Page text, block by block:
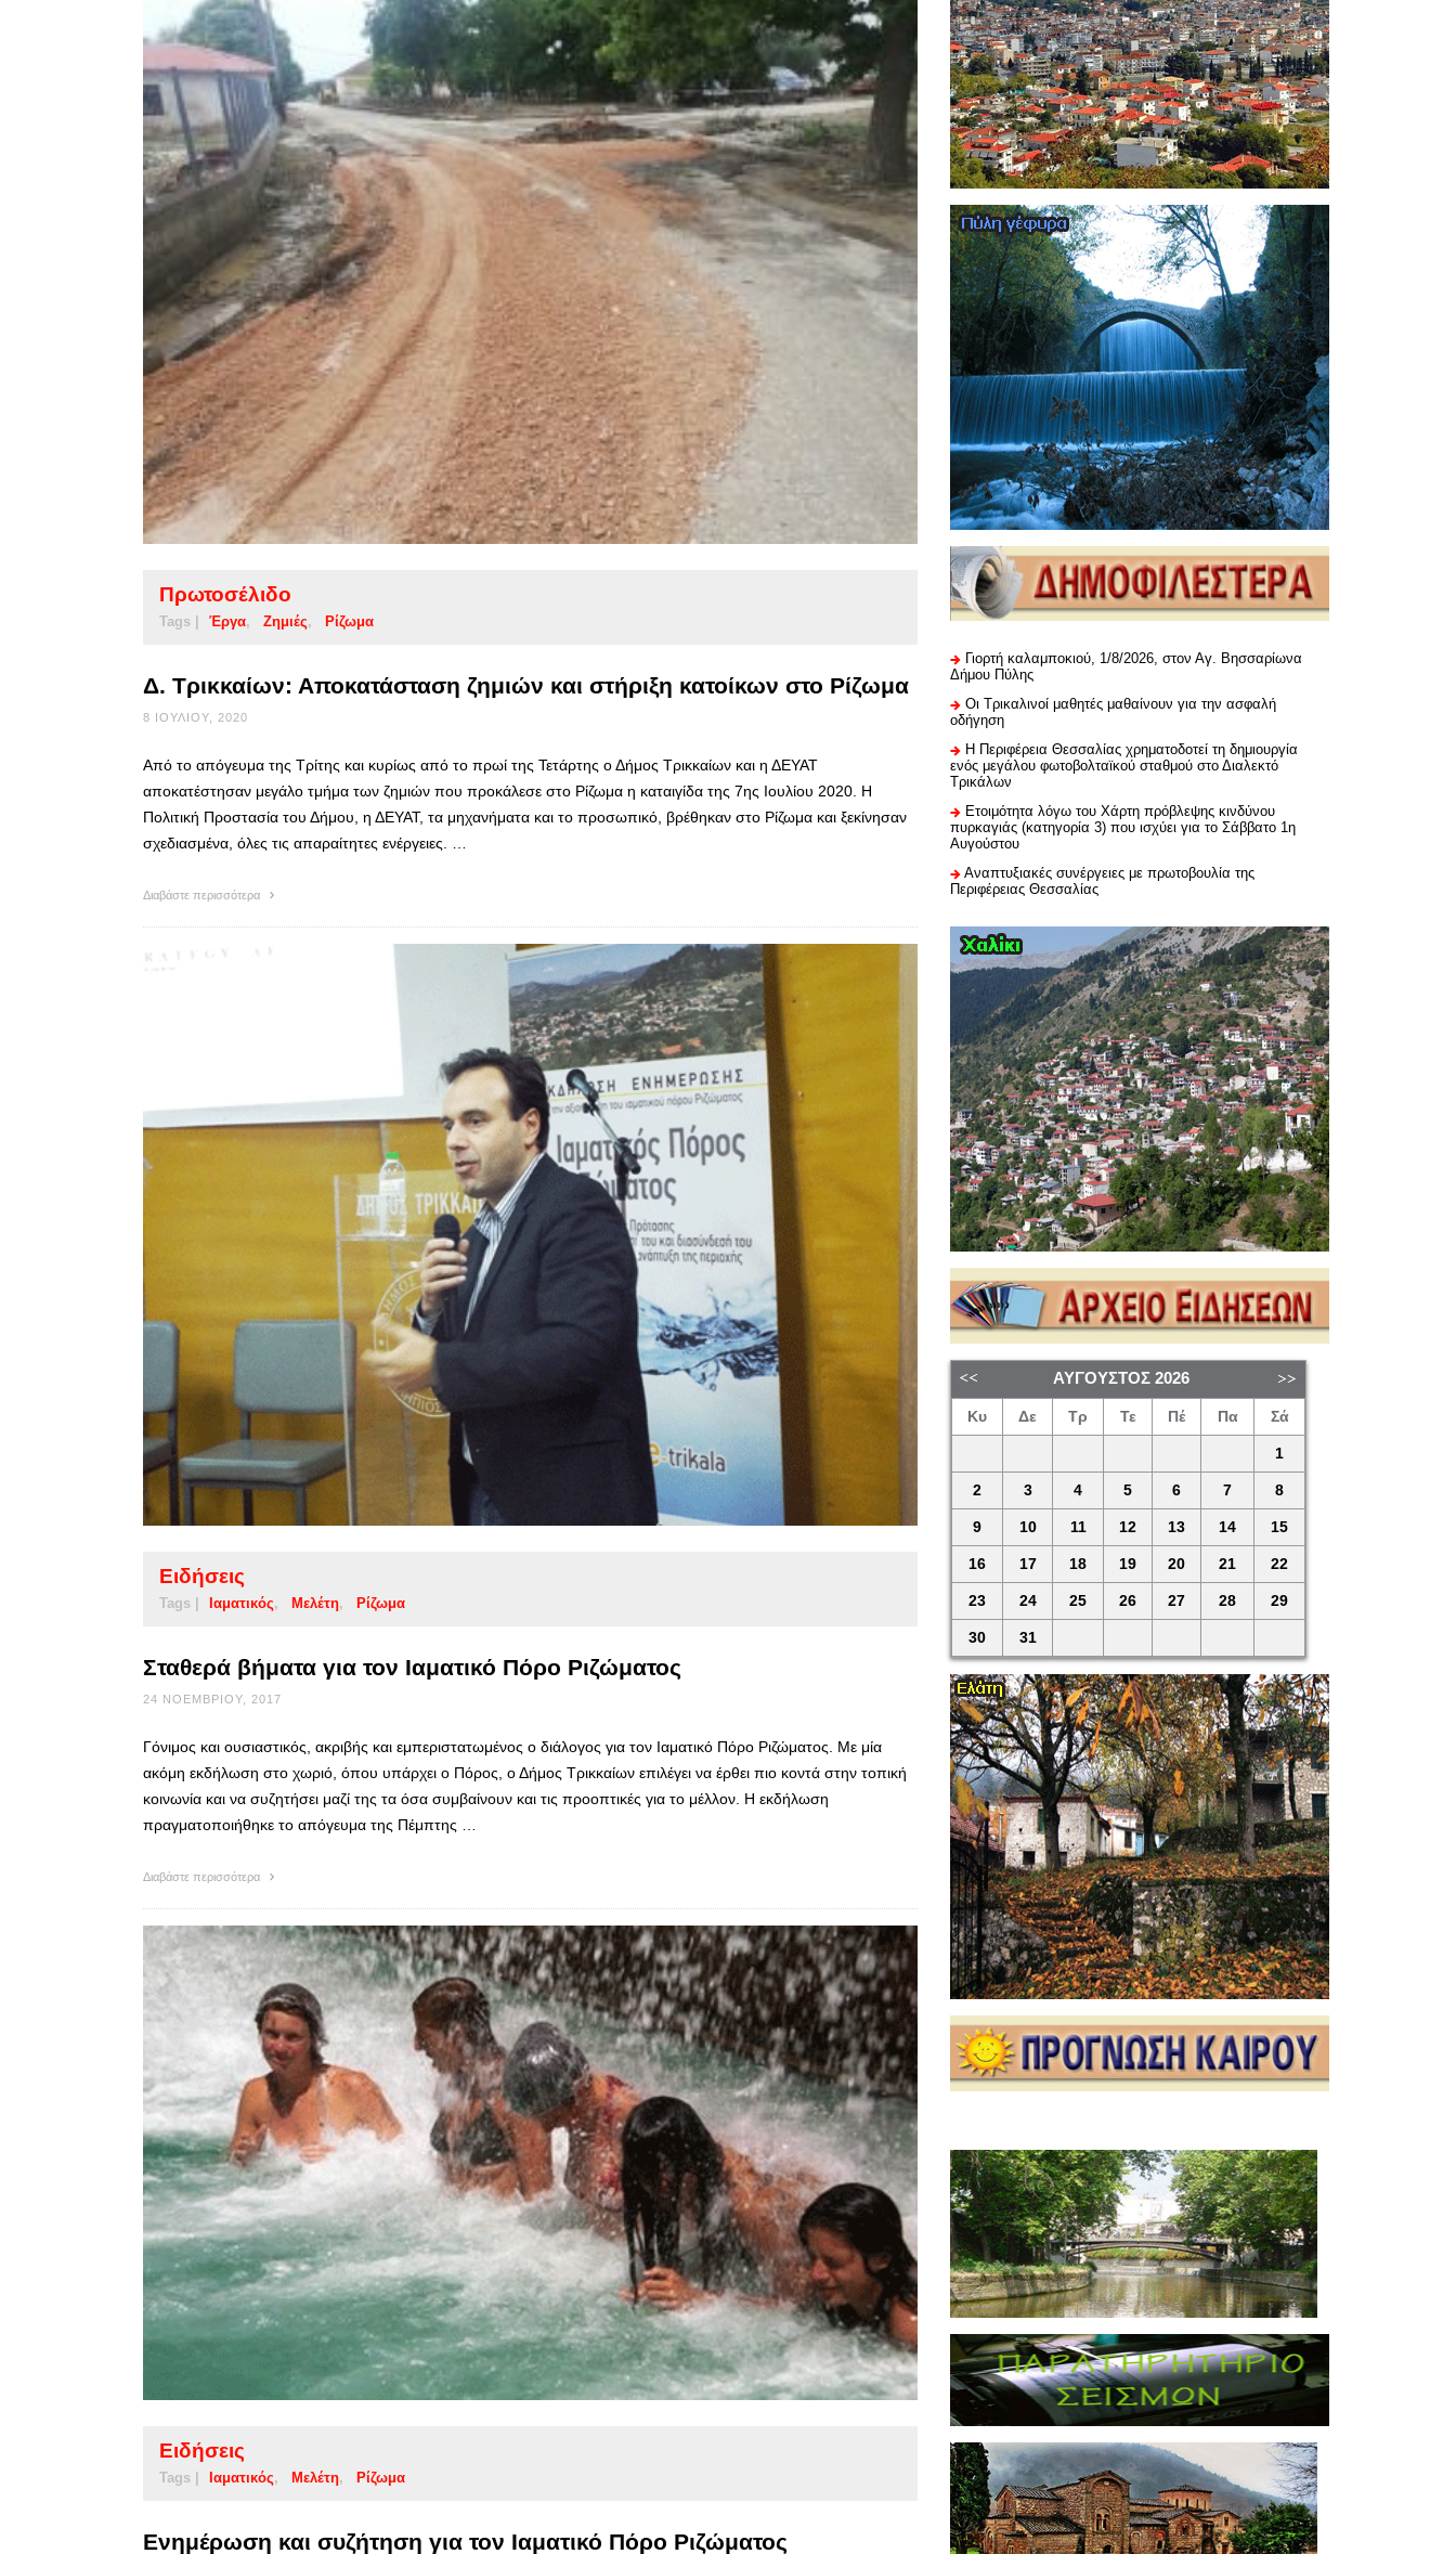
Πρωτοσέλιδο
Tags | Έργα Ζημιές Ρίζωμα
Δ. Τρικκαίων: Αποκατάσταση ζημιών και στήριξη κατοίκων στο Ρίζωμα
8 ΙΟΥΛΊΟΥ, 2020
Από το απόγευμα της Τρίτης και κυρίως από το πρωί της Τετάρτης ο Δήμος Τρικκαίων και η ΔΕΥΑΤ
αποκατέστησαν μεγάλο τμήμα των ζημιών που προκάλεσε στο Ρίζωμα η καταιγίδα της 7ης Ιουλίου 2020. Η
Πολιτική Προστασία του Δήμου, η ΔΕΥΑΤ, τα μηχανήματα και το προσωπικό, βρέθηκαν στο Ρίζωμα και ξεκίνησαν
σχεδιασμένα, όλες τις απαραίτητες ενέργειες. …
Διαβάστε περισσότερα
Ειδήσεις
Tags | Ιαματικός Μελέτη Ρίζωμα
Σταθερά βήματα για τον Ιαματικό Πόρο Ριζώματος
24 ΝΟΕΜΒΡΊΟΥ, 2017
Γόνιμος και ουσιαστικός, ακριβής και εμπεριστατωμένος ο διάλογος για τον Ιαματικό Πόρο Ριζώματος. Με μία
ακόμη εκδήλωση στο χωριό, όπου υπάρχει ο Πόρος, ο Δήμος Τρικκαίων επιλέγει να έρθει πιο κοντά στην τοπική
κοινωνία και να συζητήσει μαζί της τα όσα συμβαίνουν και τις προοπτικές για το μέλλον. Η εκδήλωση
πραγματοποιήθηκε το απόγευμα της Πέμπτης …
Διαβάστε περισσότερα
Ειδήσεις
Tags | Ιαματικός Μελέτη Ρίζωμα
Ενημέρωση και συζήτηση για τον Ιαματικό Πόρο Ριζώματος
Γιορτή καλαμποκιού, 1/8/2026, στον Αγ. Βησσαρίωνα
Δήμου Πύλης
Οι Τρικαλινοί μαθητές μαθαίνουν για την ασφαλή
οδήγηση
H Περιφέρεια Θεσσαλίας χρηματοδοτεί τη δημιουργία
ενός μεγάλου φωτοβολταϊκού σταθμού στο Διαλεκτό
Τρικάλων
Ετοιμότητα λόγω του Χάρτη πρόβλεψης κινδύνου
πυρκαγιάς (κατηγορία 3) που ισχύει για το Σάββατο 1η
Αυγούστου
Αναπτυξιακές συνέργειες με πρωτοβουλία της
Περιφέρειας Θεσσαλίας
ΑΎΓΟΥΣΤΟΣ 2026
Κυ Δε Τρ Τε Πέ Πα Σά
1
2 3 4 5 6 7 8
9 10 11 12 13 14 15
16 17 18 19 20 21 22
23 24 25 26 27 28 29
30 31